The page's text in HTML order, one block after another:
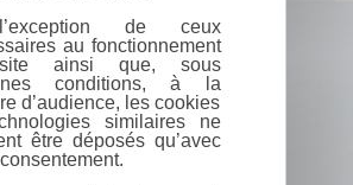
de ceux
au fonctionnement
ainsi que, sous
conditions, à la
d’audience, les cookies
similaires ne
être déposés qu’avec